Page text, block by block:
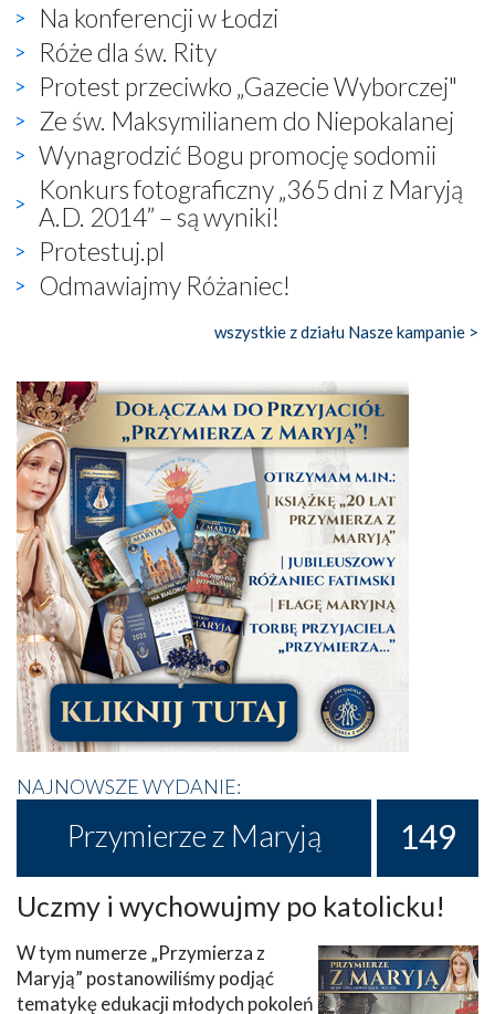
Na konferencji w Łodzi
Róże dla św. Rity
Protest przeciwko „Gazecie Wyborczej"
Ze św. Maksymilianem do Niepokalanej
Wynagrodzić Bogu promocję sodomii
Konkurs fotograficzny „365 dni z Maryją
A.D. 2014” – są wyniki!
Protestuj.pl
Odmawiajmy Różaniec!
wszystkie z działu Nasze kampanie >
NAJNOWSZE WYDANIE:
Przymierze z Maryją 149
Uczmy i wychowujmy po katolicku!
W tym numerze „Przymierza z
Maryją” postanowiliśmy podjąć
tematykę edukacji młodych pokoleń